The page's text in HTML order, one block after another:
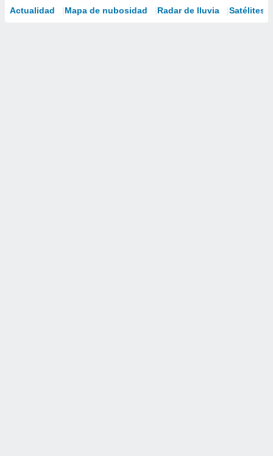
Actualidad Mapa de nubosidad Radar de lluvia Satélites